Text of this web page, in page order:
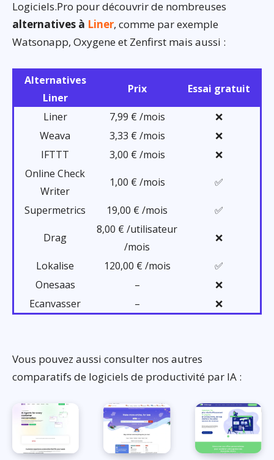
Logiciels.Pro pour découvrir de nombreuses
alternatives à Liner, comme par exemple
Watsonapp, Oxygene et Zenfirst mais aussi :
Alternatives
Liner
Prix Essai gratuit
Liner 7,99 € /mois
❌
Weava
3,33 € /mois
❌
IFTTT
3,00 € /mois
❌
Online Check
Writer
1,00 € /mois ✅
Supermetrics 19,00 € /mois ✅
Drag
8,00 € /utilisateur
/mois
❌
Lokalise 120,00 € /mois
✅
Onesaas
–
❌
Ecanvasser
– ❌
Vous pouvez aussi consulter nos autres
comparatifs de logiciels de productivité par IA :